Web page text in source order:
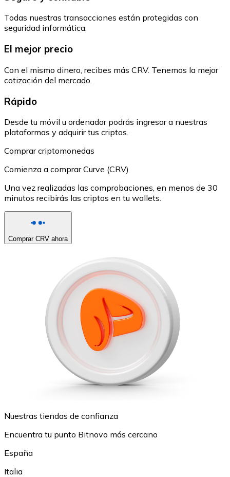
Todas nuestras transacciones están protegidas con
seguridad informática.
El mejor precio
Con el mismo dinero, recibes más CRV. Tenemos la mejor
cotización del mercado.
Rápido
Desde tu móvil u ordenador podrás ingresar a nuestras
plataformas y adquirir tus criptos.
Comprar criptomonedas
Comienza a comprar Curve (CRV)
Una vez realizadas las comprobaciones, en menos de 30
minutos recibirás las criptos en tu wallets.
Comprar CRV ahora
Nuestras tiendas de confianza
Encuentra tu punto Bitnovo más cercano
España
Italia